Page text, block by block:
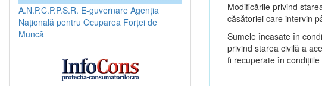
Modificările privind
căsătoriei care intervin
Sumele încasate în
privind starea civilă a
fi recuperate în
A.N.P.C.P.P.S.R. E-guvernare Agenția
Națională pentru Ocuparea Forței de
Muncă